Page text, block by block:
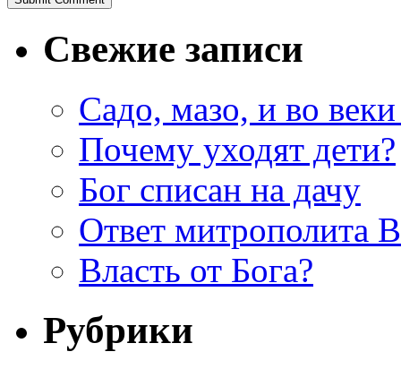
Свежие записи
Садо, мазо, и во веки
Почему уходят дети?
Бог списан на дачу
Ответ митрополита
Власть от Бога?
Рубрики